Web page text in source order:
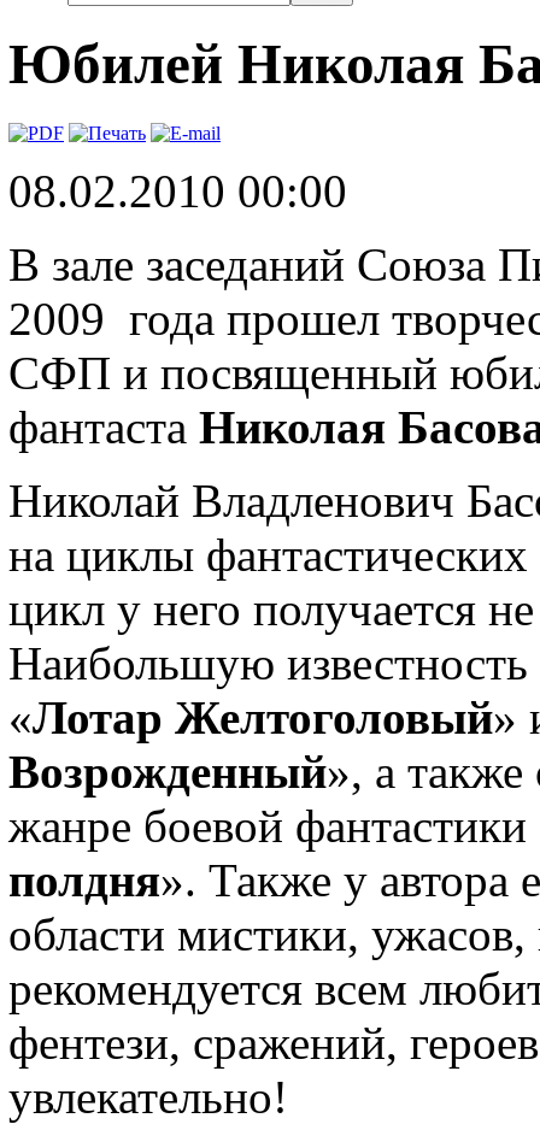
Юбилей Николая
08.02.2010 00:00
В зале заседаний Союза
2009 года прошел
СФП и посвященный
фантаста Николая
Николай Владленович
на циклы
цикл у него получается
Наибольшую
«Лотар Желтоголовый»
Возрожденный», а
жанре боевой фантастики
полдня». Также у автора
области мистики,
рекомендуется всем
фентези, сражений,
увлекательно!